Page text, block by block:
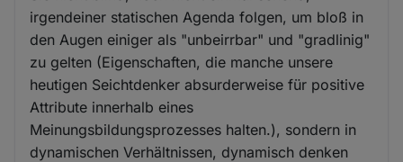
irgendeiner statischen Agenda folgen, um bloß in
den Augen einiger als "unbeirrbar" und "gradlinig"
zu gelten (Eigenschaften, die manche unsere
heutigen Seichtdenker absurderweise für positive
Attribute innerhalb eines
Meinungsbildungsprozesses halten.), sondern in
dynamischen Verhältnissen, dynamisch denken